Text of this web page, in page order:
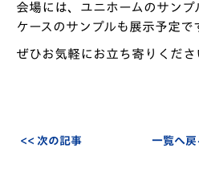
会場には、ユニホームのサンプ
ケースのサンプルも展示予定で
ぜひお気軽にお立ち寄りくださ
<< 次の記事 一覧へ戻